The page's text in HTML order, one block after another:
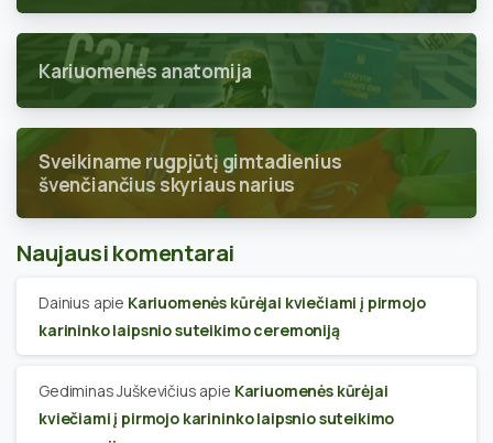
Kariuomenės anatomija
Sveikiname rugpjūtį gimtadienius
švenčiančius skyriaus narius
Naujausi komentarai
Dainius apie Kariuomenės kūrėjai kviečiami į pirmojo
karininko laipsnio suteikimo ceremoniją
Gediminas Juškevičius apie Kariuomenės kūrėjai
kviečiami į pirmojo karininko laipsnio suteikimo